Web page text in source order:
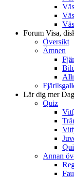
Forum Visa,
Översikt
Ämnen
Lär dig mer
Quiz
Annan